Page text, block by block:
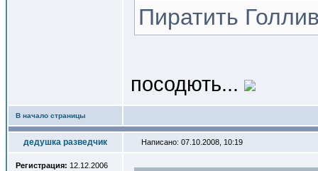
Пиратить
посодють...
В начало страницы
дедушка разведчик Написано: 07.10.2008, 10:19
Регистрация: 12.12.2006